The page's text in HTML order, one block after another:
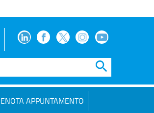
FacebookFacebook
TwitterInstagramYoutube
search
APPUNTAMENTO